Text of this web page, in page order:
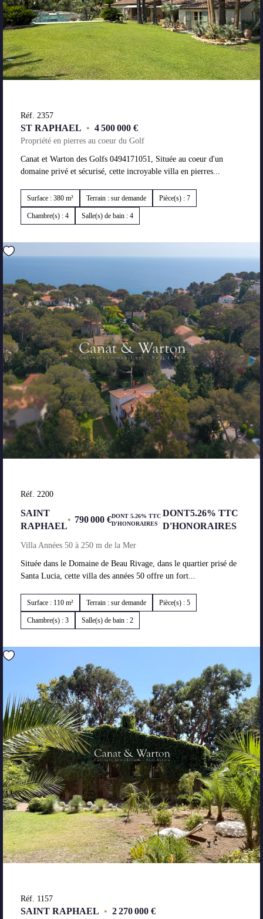
Réf. 2357
ST RAPHAEL • 4 500 000 €
Propriété en pierres au coeur du Golf
Canat et Warton des Golfs 0494171051, Située au coeur d'un
domaine privé et sécurisé, cette incroyable villa en pierres...
Surface : 380 m² Terrain : sur demande Pièce(s) : 7
Chambre(s) : 4 Salle(s) de bain : 4
Réf. 2200
SAINT
RAPHAEL
• 790 000 €DONT 5.26% TTC
D'HONORAIRES
DONT5.26% TTC
D'HONORAIRES
Villa Années 50 à 250 m de la Mer
Située dans le Domaine de Beau Rivage, dans le quartier prisé de
Santa Lucia, cette villa des années 50 offre un fort...
Surface : 110 m² Terrain : sur demande Pièce(s) : 5
Chambre(s) : 3 Salle(s) de bain : 2
Réf. 1157
SAINT RAPHAEL • 2 270 000 €